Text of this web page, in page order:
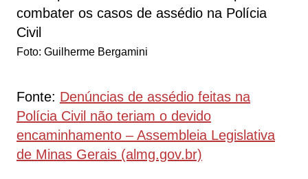
combater os casos de assédio na Polícia
Civil
Foto: Guilherme Bergamini
Fonte: Denúncias de assédio feitas na
Polícia Civil não teriam o devido
encaminhamento – Assembleia Legislativa
de Minas Gerais (almg.gov.br)